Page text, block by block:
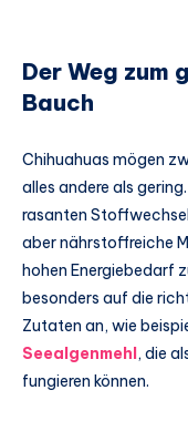
Der Weg zum
Bauch
Chihuahuas mögen
alles andere als
rasanten
aber nährstoffreiche
hohen Energiebedarf
besonders auf die
Zutaten an, wie
Seealgenmehl, die
fungieren können.